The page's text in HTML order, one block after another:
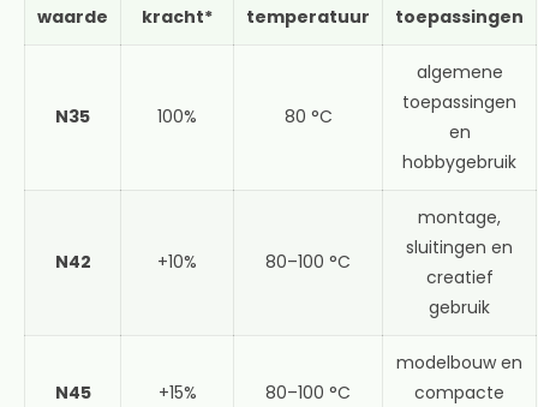
waarde kracht* temperatuur toepassingen
N35 100% 80 °C
algemene
toepassingen
en
hobbygebruik
N42 +10% 80–100 °C
montage,
sluitingen en
creatief
gebruik
N45 +15% 80–100 °C
modelbouw en
compacte